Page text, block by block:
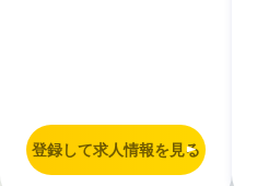
登録して求人情報を見る